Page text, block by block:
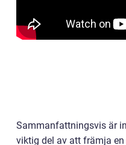
Sammanfattningsvis är
viktig del av att främja